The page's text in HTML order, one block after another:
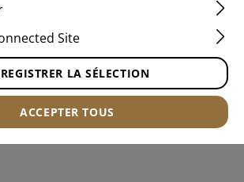
Site
LA SÉLECTION
ACCEPTER TOUS